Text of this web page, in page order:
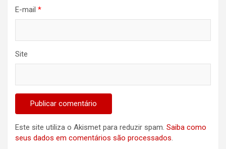
E-mail *
Site
Este site utiliza o Akismet para reduzir spam. Saiba como
seus dados em comentários são processados.